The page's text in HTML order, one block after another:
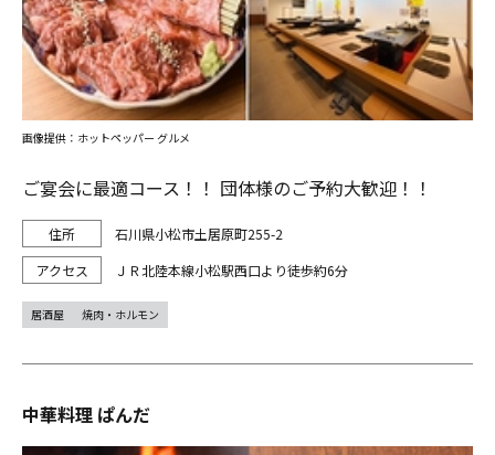
ご宴会に最適コース！！ 団体様のご予約大歓迎！！
石川県小松市土居原町255-2
ＪＲ北陸本線小松駅西口より徒歩約6分
画像提供：ホットペッパー グルメ
居酒屋 焼肉・ホルモン
中華料理 ぱんだ